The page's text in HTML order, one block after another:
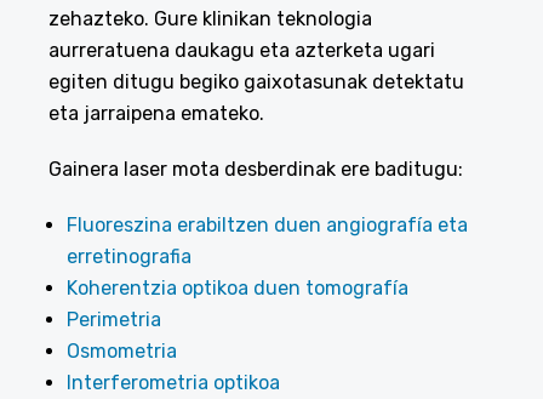
zehazteko. Gure klinikan teknologia
aurreratuena daukagu eta azterketa ugari
egiten ditugu begiko gaixotasunak detektatu
eta jarraipena emateko.
Gainera laser mota desberdinak ere baditugu:
Fluoreszina erabiltzen duen angiografía eta
erretinografia
Koherentzia optikoa duen tomografía
Perimetria
Osmometria
Interferometria optikoa